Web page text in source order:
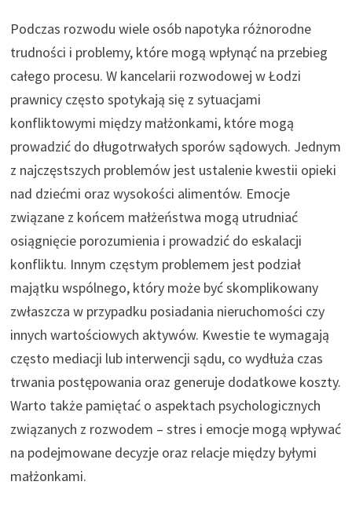
Podczas rozwodu wiele osób napotyka różnorodne
trudności i problemy, które mogą wpłynąć na przebieg
całego procesu. W kancelarii rozwodowej w Łodzi
prawnicy często spotykają się z sytuacjami
konfliktowymi między małżonkami, które mogą
prowadzić do długotrwałych sporów sądowych. Jednym
z najczęstszych problemów jest ustalenie kwestii opieki
nad dziećmi oraz wysokości alimentów. Emocje
związane z końcem małżeństwa mogą utrudniać
osiągnięcie porozumienia i prowadzić do eskalacji
konfliktu. Innym częstym problemem jest podział
majątku wspólnego, który może być skomplikowany
zwłaszcza w przypadku posiadania nieruchomości czy
innych wartościowych aktywów. Kwestie te wymagają
często mediacji lub interwencji sądu, co wydłuża czas
trwania postępowania oraz generuje dodatkowe koszty.
Warto także pamiętać o aspektach psychologicznych
związanych z rozwodem – stres i emocje mogą wpływać
na podejmowane decyzje oraz relacje między byłymi
małżonkami.